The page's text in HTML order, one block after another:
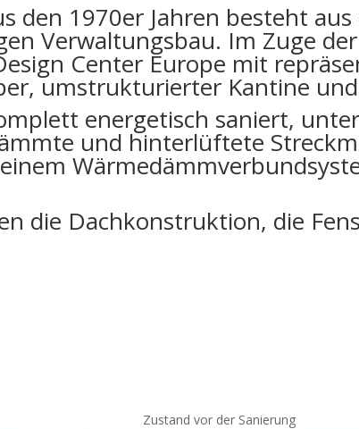
den 1970er Jahren besteht
Verwaltungsbau. Im Zuge
Center Europe mit
umstrukturierter Kantine
energetisch saniert,
und hinterlüftete
die Dachkonstruktion, die
Zustand vor der Sanie­rung